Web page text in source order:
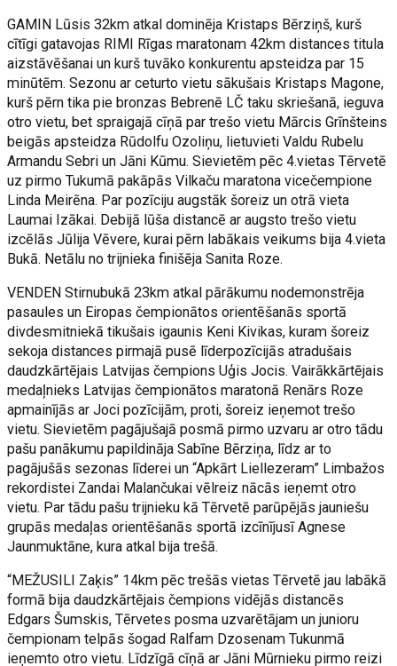
GAMIN Lūsis 32km atkal dominēja Kristaps Bērziņš, kurš
cītīgi gatavojas RIMI Rīgas maratonam 42km distances titula
aizstāvēšanai un kurš tuvāko konkurentu apsteidza par 15
minūtēm. Sezonu ar ceturto vietu sākušais Kristaps Magone,
kurš pērn tika pie bronzas Bebrenē LČ taku skriešanā, ieguva
otro vietu, bet spraigajā cīņā par trešo vietu Mārcis Grīnšteins
beigās apsteidza Rūdolfu Ozoliņu, lietuvieti Valdu Rubelu
Armandu Sebri un Jāni Kūmu. Sievietēm pēc 4.vietas Tērvetē
uz pirmo Tukumā pakāpās Vilkaču maratona vicečempione
Linda Meirēna. Par pozīciju augstāk šoreiz un otrā vieta
Laumai Izākai. Debijā lūša distancē ar augsto trešo vietu
izcēlās Jūlija Vēvere, kurai pērn labākais veikums bija 4.vieta
Bukā. Netālu no trijnieka finišēja Sanita Roze.
VENDEN Stirnubukā 23km atkal pārākumu nodemonstrēja
pasaules un Eiropas čempionātos orientēšanās sportā
divdesmitniekā tikušais igaunis Keni Kivikas, kuram šoreiz
sekoja distances pirmajā pusē līderpozīcijās atradušais
daudzkārtējais Latvijas čempions Uģis Jocis. Vairākkārtējais
medaļnieks Latvijas čempionātos maratonā Renārs Roze
apmainījās ar Joci pozīcijām, proti, šoreiz ieņemot trešo
vietu. Sievietēm pagājušajā posmā pirmo uzvaru ar otro tādu
pašu panākumu papildināja Sabīne Bērziņa, līdz ar to
pagājušās sezonas līderei un “Apkārt Liellezeram” Limbažos
rekordistei Zandai Malančukai vēlreiz nācās ieņemt otro
vietu. Par tādu pašu trijnieku kā Tērvetē parūpējās jauniešu
grupās medaļas orientēšanās sportā izcīnījusī Agnese
Jaunmuktāne, kura atkal bija trešā.
“MEŽUSILI Zaķis” 14km pēc trešās vietas Tērvetē jau labākā
formā bija daudzkārtējais čempions vidējās distancēs
Edgars Šumskis, Tērvetes posma uzvarētājam un junioru
čempionam telpās šogad Ralfam Dzosenam Tukunmā
ieņemto otro vietu. Līdzīgā cīņā ar Jāni Mūrnieku pirmo reizi